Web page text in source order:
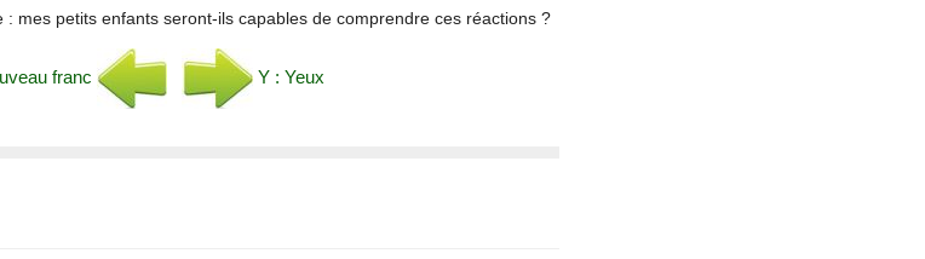
: mes petits enfants seront-ils capables de comprendre ces réactions ?
franc Y : Yeux